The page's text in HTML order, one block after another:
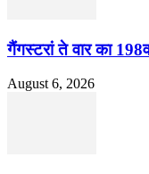
गैंगस्टरां ते वार का
August 6, 2026